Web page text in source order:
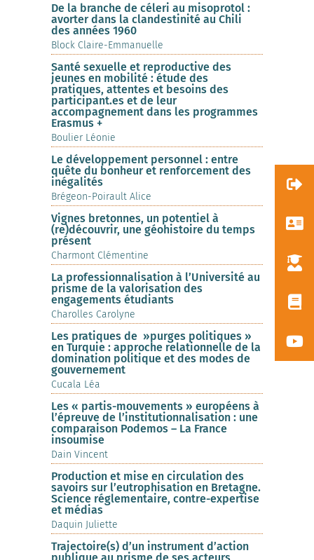
De la branche de céleri au misoprotol :
avorter dans la clandestinité au Chili
des années 1960
Block Claire-Emmanuelle
Santé sexuelle et reproductive des
jeunes en mobilité : étude des
pratiques, attentes et besoins des
participant.es et de leur
accompagnement dans les programmes
Erasmus +
Boulier Léonie
Le développement personnel : entre
quête du bonheur et renforcement des
inégalités
Brégeon-Poirault Alice
Vignes bretonnes, un potentiel à
(re)découvrir, une géohistoire du temps
présent
Charmont Clémentine
La professionnalisation à l’Université au
prisme de la valorisation des
engagements étudiants
Charolles Carolyne
Les pratiques de »purges politiques »
en Turquie : approche relationnelle de la
domination politique et des modes de
gouvernement
Cucala Léa
Les « partis-mouvements » européens à
l’épreuve de l’institutionnalisation : une
comparaison Podemos – La France
insoumise
Dain Vincent
Production et mise en circulation des
savoirs sur l’eutrophisation en Bretagne.
Science réglementaire, contre-expertise
et médias
Daquin Juliette
Trajectoire(s) d’un instrument d’action